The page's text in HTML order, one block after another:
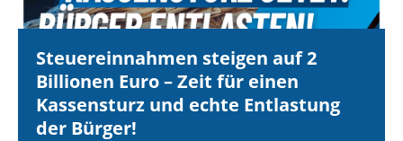
Steuereinnahmen steigen auf 2
Billionen Euro – Zeit für einen
Kassensturz und echte Entlastung
der Bürger!